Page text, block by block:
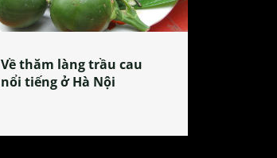
Về thăm làng trầu cau
nổi tiếng ở Hà Nội